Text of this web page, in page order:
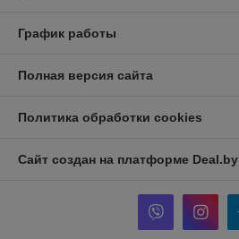
График работы
Полная версия сайта
Политика обработки cookies
Сайт создан на платформе Deal.by